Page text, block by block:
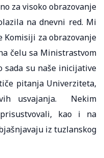
za visoko obrazovanje
na dnevni red. Mi
za obrazovanje
čelu sa Ministrastvom
sada su naše inicijative
pitanja Univerziteta,
usvajanja. Nekim
kao i na
iz tuzlanskog